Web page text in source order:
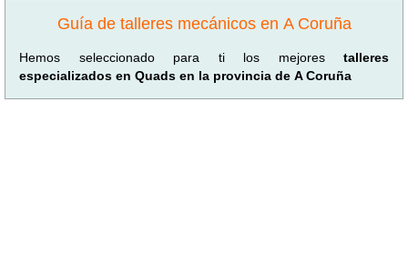
Guía de talleres mecánicos en A Coruña
Hemos seleccionado para ti los mejores talleres
especializados en Quads en la provincia de A Coruña